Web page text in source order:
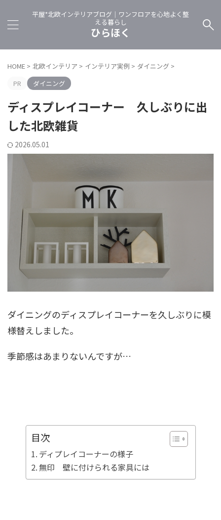
平屋*北欧インテリアブログ｜ワンフロアを心地よく整
える暮らし
ひらほく
HOME > 北欧インテリア > インテリア実例 > ダイニング >
PR
ダイニング
ディスプレイコーナー 久しぶりに出
した北欧雑貨
2026.05.01
ダイニングのディスプレイコーナーを久しぶりに模
様替えしました。
季節感はあまりないんですが…
目次
ディプレイコーナーの様子
無印 壁に付けられる家具には